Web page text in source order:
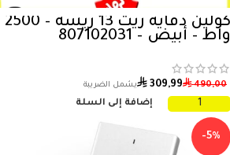
كولين دفاية زيت 13 ريشة – 2500
واط – أبيض – 807102031
⃁490,00
⃁ 309,99
إضافة إلى السلة
-5%